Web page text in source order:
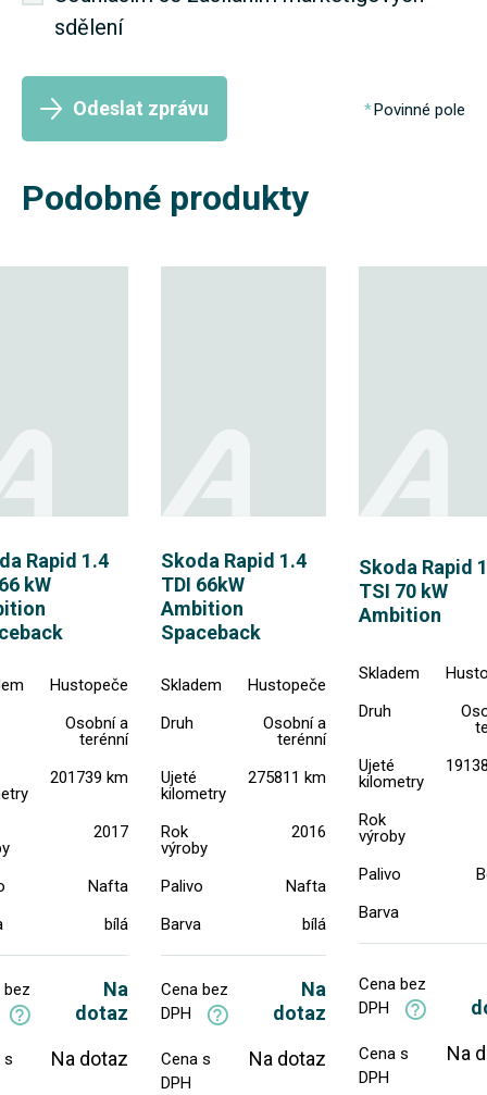
sdělení
Odeslat zprávu Povinné pole
Podobné produkty
Rapid 1.4
kW
Hustopeče
Osobní a
terénní
201739 km
2017
Nafta
bílá
bez
Na
dotaz
s Na dotaz
Skoda Rapid 1.4
TDI 66kW
Ambition
Spaceback
Skladem
Hustopeče
Druh
Osobní a
terénní
Ujeté
kilometry
275811 km
Rok
výroby
2016
Palivo
Nafta
Barva
bílá
Cena bez
DPH
Na
dotaz
Cena s
DPH
Na dotaz
Skoda Rapid
TSI 70 kW
Ambition
Skladem
Druh
Ujeté
kilometry
Rok
výroby
Palivo
Barva
Cena bez
DPH
Cena s
DPH
Na